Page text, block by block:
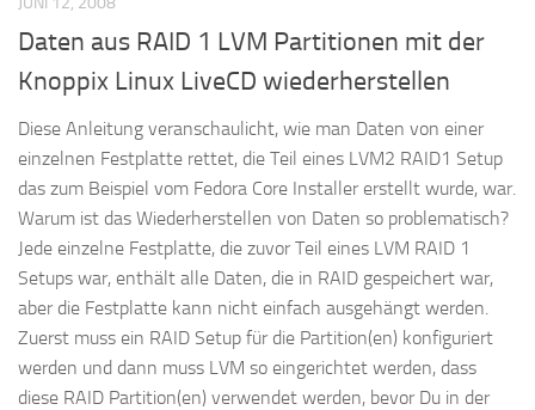
Daten aus RAID 1 LVM Partitionen mit der
Knoppix Linux LiveCD wiederherstellen
Diese Anleitung veranschaulicht, wie man Daten von einer
einzelnen Festplatte rettet, die Teil eines LVM2 RAID1 Setup
das zum Beispiel vom Fedora Core Installer erstellt wurde, war.
Warum ist das Wiederherstellen von Daten so problematisch?
Jede einzelne Festplatte, die zuvor Teil eines LVM RAID 1
Setups war, enthält alle Daten, die in RAID gespeichert war,
aber die Festplatte kann nicht einfach ausgehängt werden.
Zuerst muss ein RAID Setup für die Partition(en) konfiguriert
werden und dann muss LVM so eingerichtet werden, dass
diese RAID Partition(en) verwendet werden, bevor Du in der